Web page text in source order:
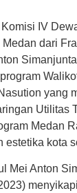
Komisi IV
dari
yang
Utilitas
Medan
estetika kota
Mei Anton